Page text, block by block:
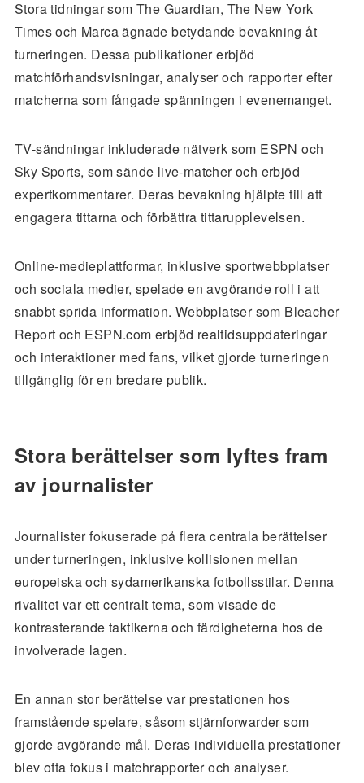
Stora tidningar som The Guardian, The New York
Times och Marca ägnade betydande bevakning åt
turneringen. Dessa publikationer erbjöd
matchförhandsvisningar, analyser och rapporter efter
matcherna som fångade spänningen i evenemanget.
TV-sändningar inkluderade nätverk som ESPN och
Sky Sports, som sände live-matcher och erbjöd
expertkommentarer. Deras bevakning hjälpte till att
engagera tittarna och förbättra tittarupplevelsen.
Online-medieplattformar, inklusive sportwebbplatser
och sociala medier, spelade en avgörande roll i att
snabbt sprida information. Webbplatser som Bleacher
Report och ESPN.com erbjöd realtidsuppdateringar
och interaktioner med fans, vilket gjorde turneringen
tillgänglig för en bredare publik.
Stora berättelser som lyftes fram
av journalister
Journalister fokuserade på flera centrala berättelser
under turneringen, inklusive kollisionen mellan
europeiska och sydamerikanska fotbollsstilar. Denna
rivalitet var ett centralt tema, som visade de
kontrasterande taktikerna och färdigheterna hos de
involverade lagen.
En annan stor berättelse var prestationen hos
framstående spelare, såsom stjärnforwarder som
gjorde avgörande mål. Deras individuella prestationer
blev ofta fokus i matchrapporter och analyser.